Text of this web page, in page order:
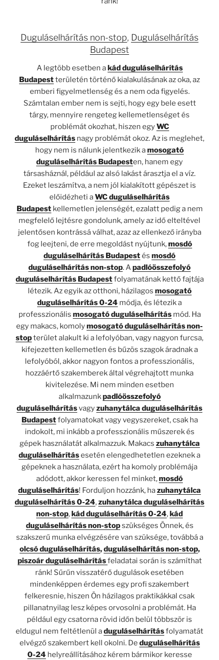
Duguláselhárítás non-stop, Duguláselhárítás
Budapest
A legtöbb esetben a kád duguláselhárítás
Budapestterületén történő kialakulásának az oka, az
emberi figyelmetlenség és a nem oda figyelés.
Számtalan ember nem is sejti, hogy egy bele esett
tárgy, mennyire rengeteg kellemetlenséget és
problémát okozhat, hiszen egyWC
duguláselhárítás nagy problémát okoz. Az is meglehet,
hogy nem is nálunk jelentkezik amosogató
duguláselhárítás Budapesten, hanem egy
társasháznál, például az alsó lakást árasztja el a víz.
Ezeket leszámítva, a nem jól kialakított gépészet is
előidézheti aWC duguláselhárítás
Budapestkellemetlen jelenségét, ezalatt pedig a nem
megfelelő lejtésre gondolunk, amely az idő elteltével
jelentősen kontrássá válhat, azaz az ellenkező irányba
fog leejteni, de erre megoldást nyújtunk,mosdó
duguláselhárítás Budapestés mosdó
duguláselhárítás non-stop. Apadlóösszefolyó
duguláselhárítás Budapestfolyamatának kettő fajtája
létezik. Az egyik az otthoni, házilagos mosogató
duguláselhárítás 0-24 módja, és létezik a
professzionális mosogató duguláselhárításmód. Ha
egy makacs, komolymosogató duguláselhárítás non-
stopterület alakult ki a lefolyóban, vagy nagyon furcsa,
kifejezetten kellemetlen és bűzös szagok áradnak a
lefolyóból, akkor nagyon fontos a professzionális,
hozzáértő szakemberek által végrehajtott munka
kivitelezése. Mi nem minden esetben
alkalmazunkpadlóösszefolyó
duguláselhárításvagyzuhanytálca duguláselhárítás
Budapestfolyamatokat vagy vegyszereket, csak ha
indokolt, mi inkább a professzionális műszerek és
gépek használatát alkalmazzuk. Makacs zuhanytálca
duguláselhárításesetén elengedhetetlen ezeknek a
gépeknek a használata, ezért ha komoly problémája
adódott, akkor keressen fel minket,mosdó
duguláselhárítás! Forduljon hozzánk, hazuhanytálca
duguláselhárítás 0-24,zuhanytálca duguláselhárítás
non-stop, kád duguláselhárítás 0-24, kád
duguláselhárítás non-stopszükséges Önnek, és
szakszerű munka elvégzésére van szüksége, továbbá a
olcsóduguláselhárítás,duguláselhárítás non-stop,
piszoár duguláselhárításfeladatai során is számíthat
ránk! Sűrűn visszatérő dugulások esetében
mindenképpen érdemes egy profi szakembert
felkeresnie, hiszen Ön házilagos praktikákkal csak
pillanatnyilag lesz képes orvosolni a problémát. Ha
például egy csatorna rövid időn belül többször is
eldugul nem feltétlenül aduguláselhárításfolyamatát
elvégző szakembert kell okolni. De duguláselhárítás
0-24 helyreállításához kérem bármikor keresse